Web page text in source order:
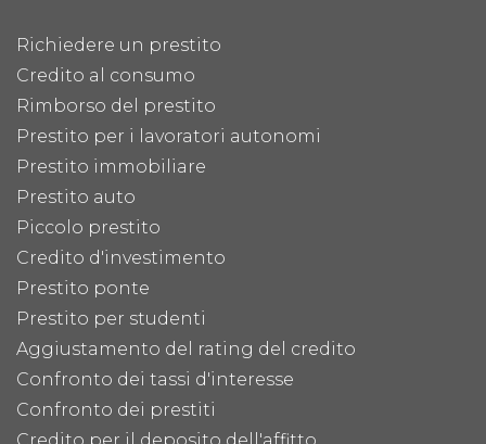
Richiedere un prestito
Credito al consumo
Rimborso del prestito
Prestito per i lavoratori autonomi
Prestito immobiliare
Prestito auto
Piccolo prestito
Credito d'investimento
Prestito ponte
Prestito per studenti
Aggiustamento del rating del credito
Confronto dei tassi d'interesse
Confronto dei prestiti